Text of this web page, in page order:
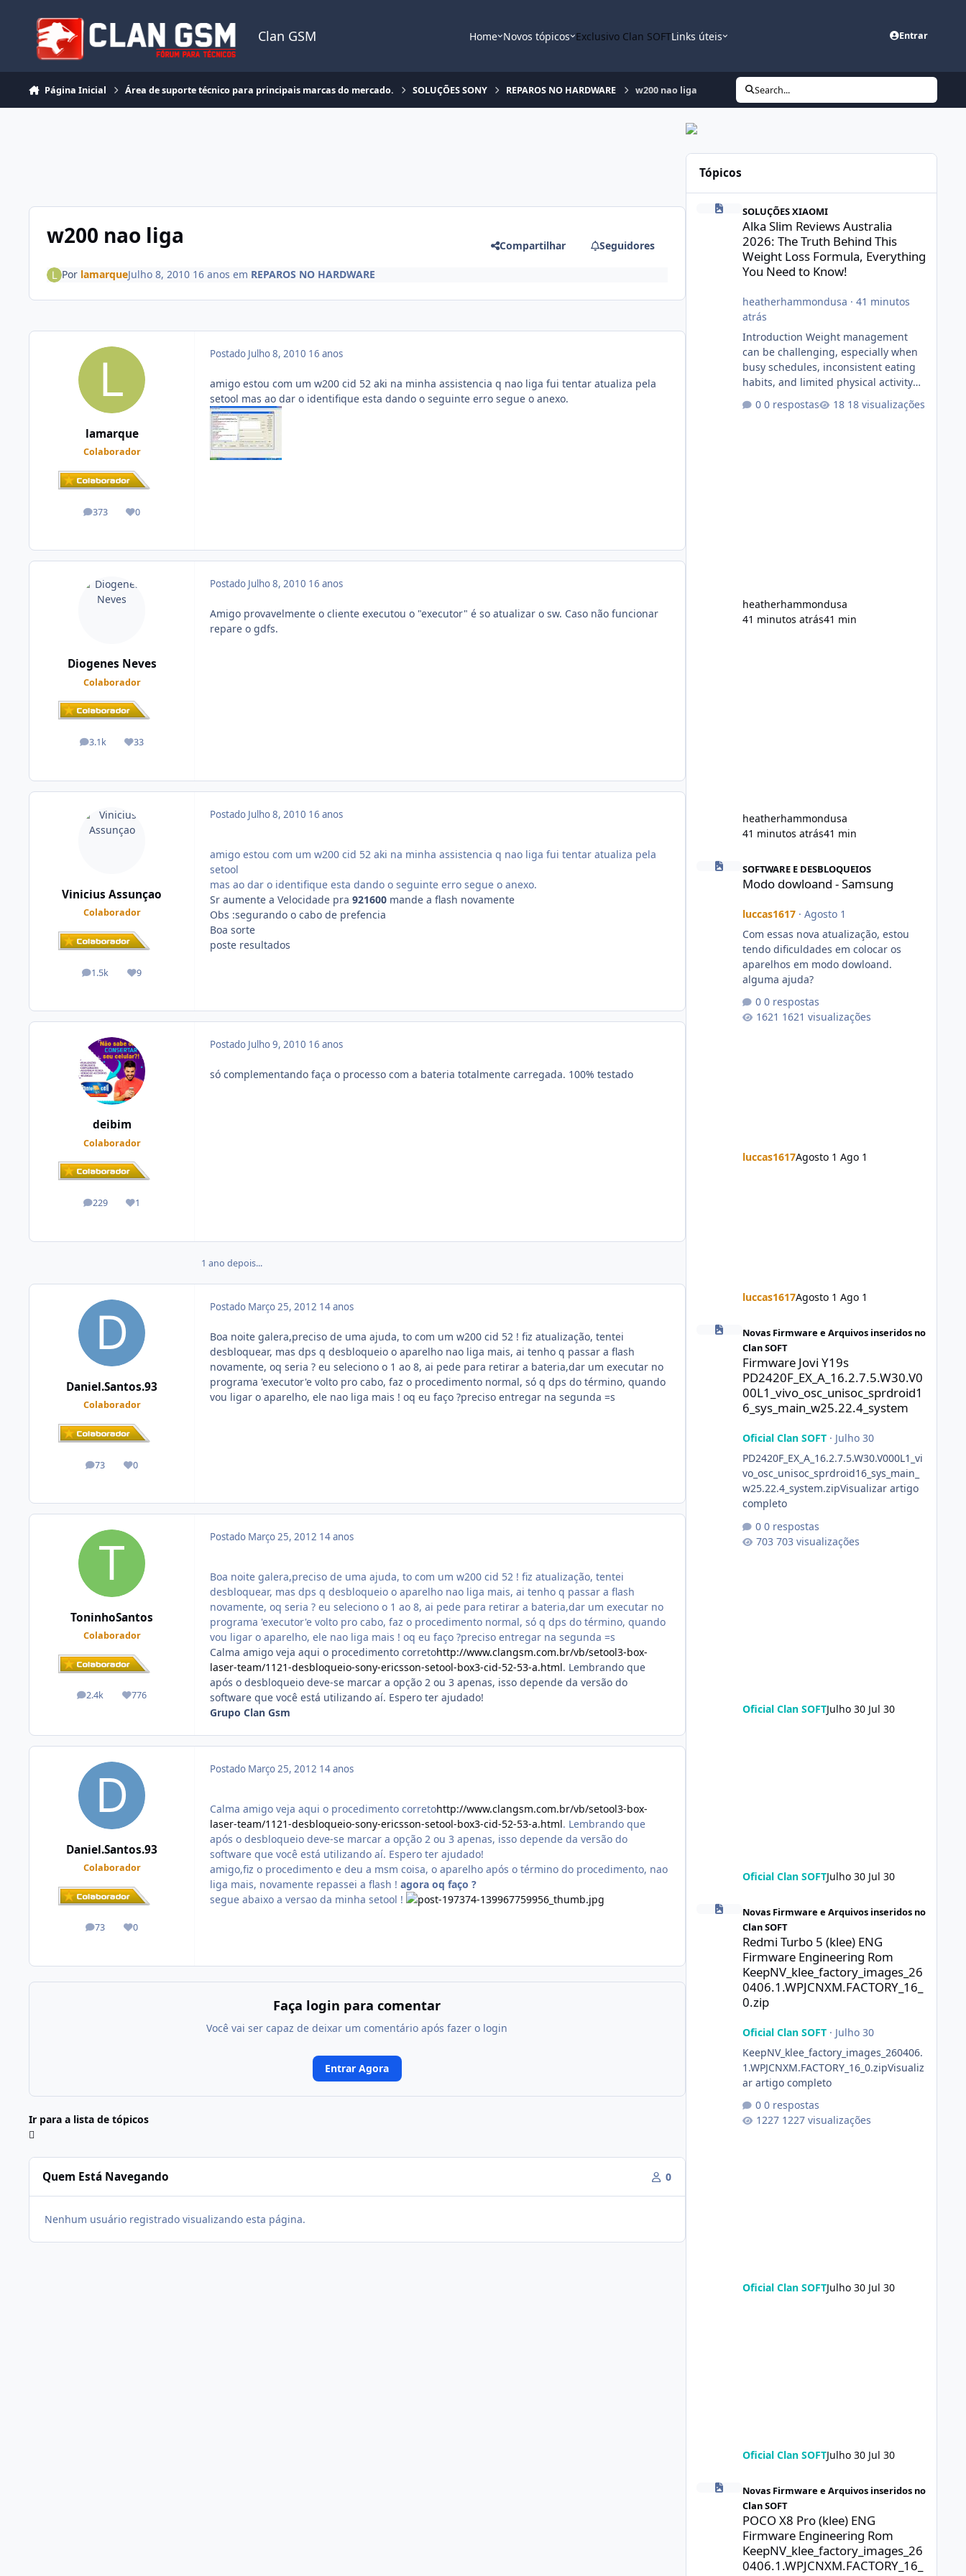
Clan GSM Home Novos tópicos Exclusivo Clan SOFTLinks úteis Entrar
Página Inicial Área de suporte técnico para principais marcas do mercado. SOLUÇÕES SONY REPAROS NO HARDWARE w200 nao liga Search...
w200 nao liga Compartilhar Seguidores
Por lamarqueJulho 8, 2010 16 anos em REPAROS NO HARDWARE
lamarque
Colaborador
373
posts 0
Reputação
Postado Julho 8, 2010 16 anos
amigo estou com um w200 cid 52 aki na minha assistencia q nao liga fui tentar atualiza pela
setool mas ao dar o identifique esta dando o seguinte erro segue o anexo.
Diogenes Neves
Colaborador
3.1k
posts 33
Reputação
Postado Julho 8, 2010 16 anos
Amigo provavelmente o cliente executou o "executor" é so atualizar o sw. Caso não funcionar
repare o gdfs.
Vinicius Assunçao
Colaborador
1.5k
posts 9
Reputação
Postado Julho 8, 2010 16 anos
amigo estou com um w200 cid 52 aki na minha assistencia q nao liga fui tentar atualiza pela
setool
mas ao dar o identifique esta dando o seguinte erro segue o anexo.
Sr aumente a Velocidade pra 921600 mande a flash novamente
Obs :segurando o cabo de prefencia
Boa sorte
poste resultados
deibim
Colaborador
229
posts 1
Reputação
Postado Julho 9, 2010 16 anos
só complementando faça o processo com a bateria totalmente carregada. 100% testado
1 ano depois...
Daniel.Santos.93
Colaborador
73
posts 0
Reputação
Postado Março 25, 2012 14 anos
Boa noite galera,preciso de uma ajuda, to com um w200 cid 52 ! fiz atualização, tentei
desbloquear, mas dps q desbloqueio o aparelho nao liga mais, ai tenho q passar a flash
novamente, oq seria ? eu seleciono o 1 ao 8, ai pede para retirar a bateria,dar um executar no
programa 'executor'e volto pro cabo, faz o procedimento normal, só q dps do término, quando
vou ligar o aparelho, ele nao liga mais ! oq eu faço ?preciso entregar na segunda =s
ToninhoSantos
Colaborador
2.4k
posts 776
Reputação
Postado Março 25, 2012 14 anos
Boa noite galera,preciso de uma ajuda, to com um w200 cid 52 ! fiz atualização, tentei
desbloquear, mas dps q desbloqueio o aparelho nao liga mais, ai tenho q passar a flash
novamente, oq seria ? eu seleciono o 1 ao 8, ai pede para retirar a bateria,dar um executar no
programa 'executor'e volto pro cabo, faz o procedimento normal, só q dps do término, quando
vou ligar o aparelho, ele nao liga mais ! oq eu faço ?preciso entregar na segunda =s
Calma amigo veja aqui o procedimento corretohttp://www.clangsm.com.br/vb/setool3-box-
laser-team/1121-desbloqueio-sony-ericsson-setool-box3-cid-52-53-a.html. Lembrando que
após o desbloqueio deve-se marcar a opção 2 ou 3 apenas, isso depende da versão do
software que você está utilizando aí. Espero ter ajudado!
Grupo Clan Gsm
Daniel.Santos.93
Colaborador
73
posts 0
Reputação
Postado Março 25, 2012 14 anos
Calma amigo veja aqui o procedimento corretohttp://www.clangsm.com.br/vb/setool3-box-
laser-team/1121-desbloqueio-sony-ericsson-setool-box3-cid-52-53-a.html. Lembrando que
após o desbloqueio deve-se marcar a opção 2 ou 3 apenas, isso depende da versão do
software que você está utilizando aí. Espero ter ajudado!
amigo,fiz o procedimento e deu a msm coisa, o aparelho após o término do procedimento, nao
liga mais, novamente repassei a flash ! agora oq faço ?
segue abaixo a versao da minha setool !
Faça login para comentar
Você vai ser capaz de deixar um comentário após fazer o login
Entrar Agora
Ir para a lista de tópicos
Quem Está Navegando 0
Nenhum usuário registrado visualizando esta página.
Tópicos
SOLUÇÕES XIAOMI
Alka Slim Reviews Australia
2026: The Truth Behind This
Weight Loss Formula, Everything
You Need to Know!
heatherhammondusa · 41 minutos
atrás
Introduction Weight management
can be challenging, especially when
busy schedules, inconsistent eating
habits, and limited physical activity
routine. As a result, many people look
0 respostas 18 visualizações
heatherhammondusa
41 minutos atrás41 min
heatherhammondusa
41 minutos atrás41 min
SOFTWARE E DESBLOQUEIOS
Modo dowloand - Samsung
luccas1617· Agosto 1
Com essas nova atualização, estou
tendo dificuldades em colocar os
aparelhos em modo dowloand.
alguma ajuda?
0 respostas
1621 visualizações
luccas1617Agosto 1 Ago 1
luccas1617Agosto 1 Ago 1
Firmware Jovi Y19s
Novas Firmware e Arquivos inseridos no
Clan SOFT
Firmware Jovi Y19s
PD2420F_EX_A_16.2.7.5.W30.V0
00L1_vivo_osc_unisoc_sprdroid1
6_sys_main_w25.22.4_system
Oficial Clan SOFT· Julho 30
PD2420F_EX_A_16.2.7.5.W30.V000L1_vi
vo_osc_unisoc_sprdroid16_sys_main_
w25.22.4_system.zipVisualizar artigo
completo
0 respostas
703 visualizações
Oficial Clan SOFTJulho 30 Jul 30
Oficial Clan SOFTJulho 30 Jul 30
Novas Firmware e Arquivos inseridos no
Clan SOFT
Redmi Turbo 5 (klee) ENG
Firmware Engineering Rom
KeepNV_klee_factory_images_26
0406.1.WPJCNXM.FACTORY_16_
0.zip
Oficial Clan SOFT· Julho 30
KeepNV_klee_factory_images_260406.
1.WPJCNXM.FACTORY_16_0.zipVisualiz
ar artigo completo
0 respostas
1227 visualizações
Oficial Clan SOFTJulho 30 Jul 30
Oficial Clan SOFTJulho 30 Jul 30
POCO X8 Pro (klee) ENG Firmware Engineering Rom
Novas Firmware e Arquivos inseridos no
Clan SOFT
POCO X8 Pro (klee) ENG
Firmware Engineering Rom
KeepNV_klee_factory_images_26
0406.1.WPJCNXM.FACTORY_16_